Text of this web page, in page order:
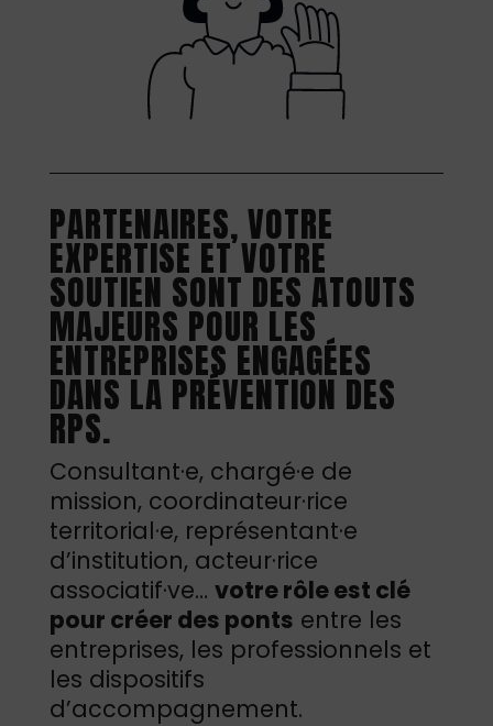
PARTENAIRES, VOTRE
EXPERTISE ET VOTRE
SOUTIEN SONT DES ATOUTS
MAJEURS POUR LES
ENTREPRISES ENGAGÉES
DANS LA PRÉVENTION DES
RPS.
Consultant·e, chargé·e de
mission, coordinateur·rice
territorial·e, représentant·e
d’institution, acteur·rice
associatif·ve… votre rôle est clé
pour créer des ponts entre les
entreprises, les professionnels et
les dispositifs
d’accompagnement.